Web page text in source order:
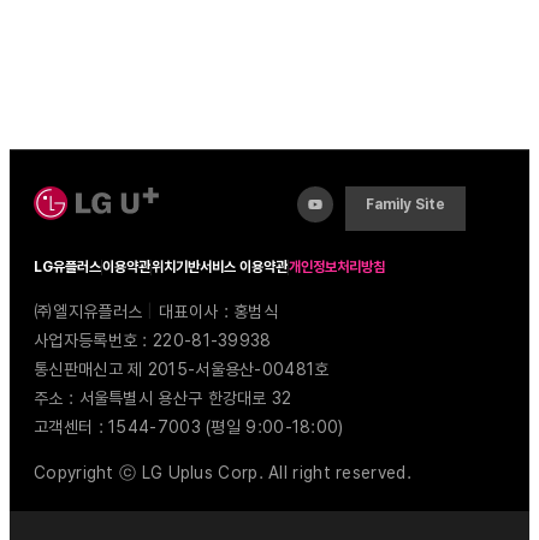
Family Site
LG유플러스이용약관위치기반서비스 이용약관개인정보처리방침
㈜엘지유플러스
대표이사 : 홍범식
사업자등록번호 : 220-81-39938
통신판매신고 제 2015-서울용산-00481호
주소 : 서울특별시 용산구 한강대로 32
고객센터 : 1544-7003 (평일 9:00-18:00)
Copyright ⓒ LG Uplus Corp. All right reserved.